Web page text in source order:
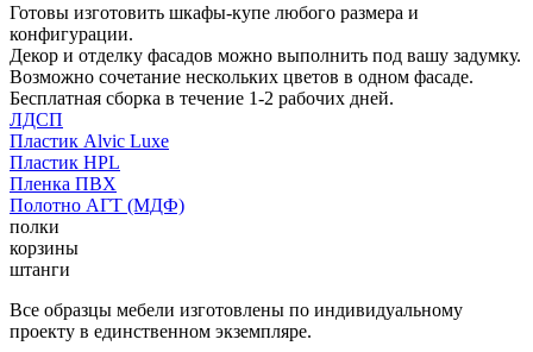
Готовы изготовить шкафы-купе любого размера и
конфигурации.
Декор и отделку фасадов можно выполнить под вашу задумку.
Возможно сочетание нескольких цветов в одном фасаде.
Бесплатная сборка в течение 1-2 рабочих дней.
ЛДСП
Пластик Alvic Luxe
Пластик HPL
Пленка ПВХ
Полотно АГТ (МДФ)
полки
корзины
штанги
Все образцы мебели изготовлены по индивидуальному
проекту в единственном экземпляре.